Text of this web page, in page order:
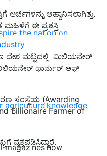
the nation on
agriculture knowledge
magazines now
ಆಹ್ವಾನಿಸಲಾಗಿತ್ತು.
ಮಹಿಳೆಗೆ ಈ ಪ್ರಶಸ್ತಿ
ದೇಶ ಮಟ್ಟದಲ್ಲಿ ಮಿಲಿಯನೇರ್‌
ಫಾರ್ಮರ್‌ ಆಫ್‌
ಸಂಸ್ಥೆಯ (Awarding
Billionaire Farmer of
ವ್ಯಕ್ತಪಡಿಸಿದ್ದಾರೆ.